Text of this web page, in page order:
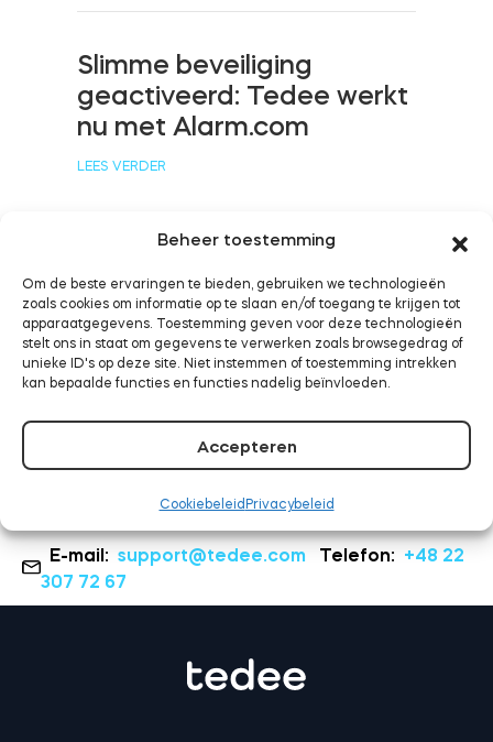
Beheer toestemming
Om de beste ervaringen te bieden, gebruiken we technologieën
zoals cookies om informatie op te slaan en/of toegang te krijgen tot
apparaatgegevens. Toestemming geven voor deze technologieën
stelt ons in staat om gegevens te verwerken zoals browsegedrag of
unieke ID's op deze site. Niet instemmen of toestemming intrekken
kan bepaalde functies en functies nadelig beïnvloeden.
Accepteren
Cookiebeleid Privacybeleid
Tedee GO2
Nu kopen
Slimme beveiliging
geactiveerd: Tedee werkt
nu met Alarm.com
LEES VERDER
Tedee werkt nu met
Samsung SmartThings
LEES VERDER
E-mail: support@tedee.com Telefon: +48 22
307 72 67